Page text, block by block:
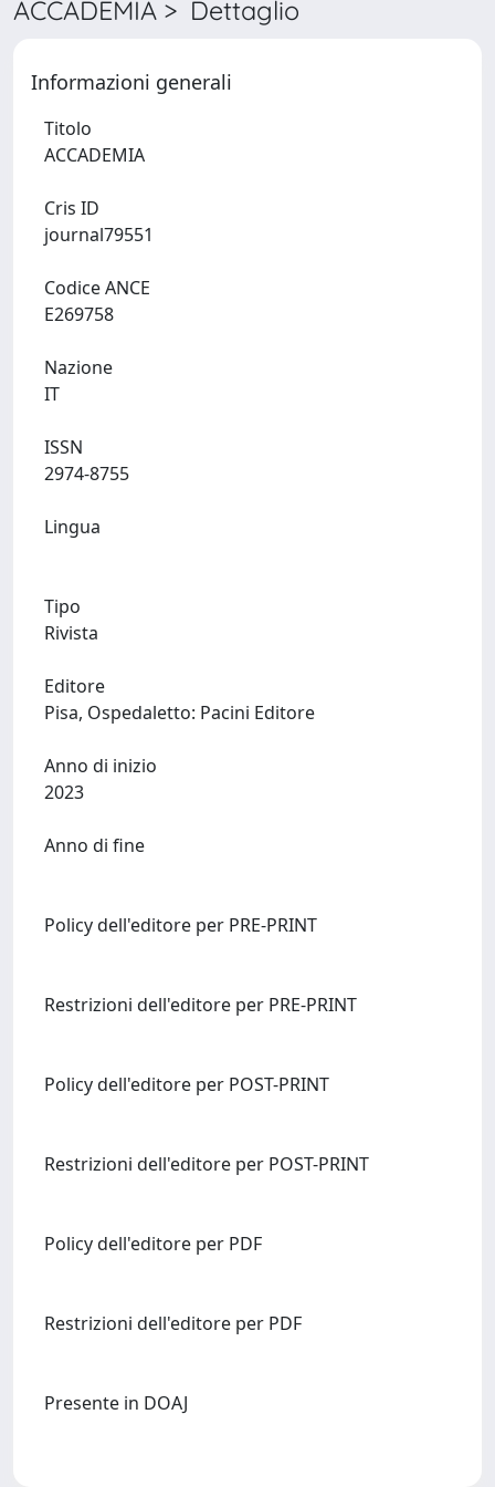
ACCADEMIA > Dettaglio
Informazioni generali
Titolo
Cris ID
Codice ANCE
Nazione
ISSN
Lingua
Tipo
Rivista
Editore
Anno di inizio
Anno di fine
Policy dell'editore per PRE-PRINT
Restrizioni dell'editore per PRE-PRINT
Policy dell'editore per POST-PRINT
Restrizioni dell'editore per POST-PRINT
Policy dell'editore per PDF
Restrizioni dell'editore per PDF
Presente in DOAJ